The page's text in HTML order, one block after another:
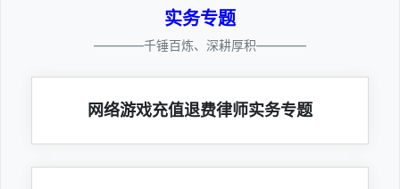
实务专题
————千锤百炼、深耕厚积————
网络游戏充值退费律师实务专题